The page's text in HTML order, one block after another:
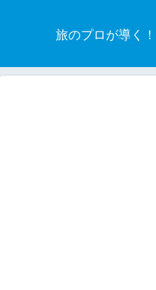
旅のプロが導く